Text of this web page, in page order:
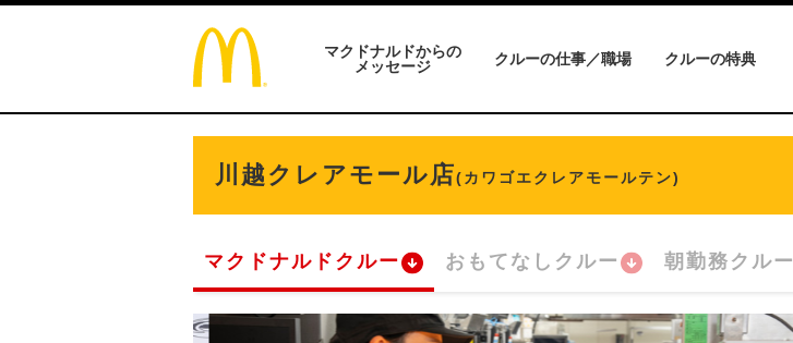
マクドナルドからの
メッセージ
クルーの仕事／職場 クルーの特典
川越クレアモール店(カワゴエクレアモールテン)
マクドナルドクルー おもてなしクルー 朝勤務クルー